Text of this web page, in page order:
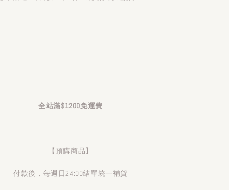
全站滿$1200免運費
【預購商品】
付款後，每週日24:00結單統一補貨